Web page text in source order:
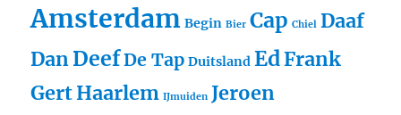
Amsterdam Begin Bier Cap Chiel Daaf
DanDeefDe Tap Duitsland EdFrank
GertHaarlem IJmuiden Jeroen